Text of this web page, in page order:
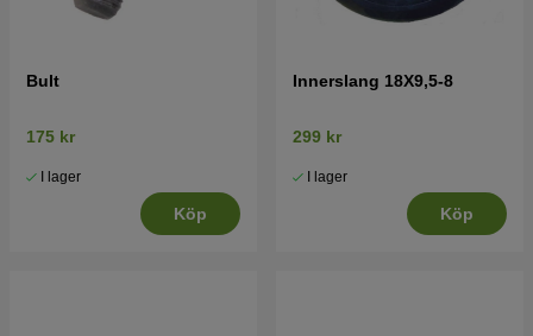
Bult
175 kr
I lager
Köp
Innerslang 18X9,5-8
299 kr
I lager
Köp